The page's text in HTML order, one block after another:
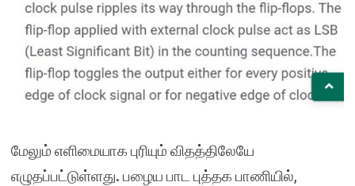
மேலும் எளிமையாக புரியும் விதத்திலேயே
எழுதப்பட்டுள்ளது. பழைய பாட புத்தக பாணியில்,